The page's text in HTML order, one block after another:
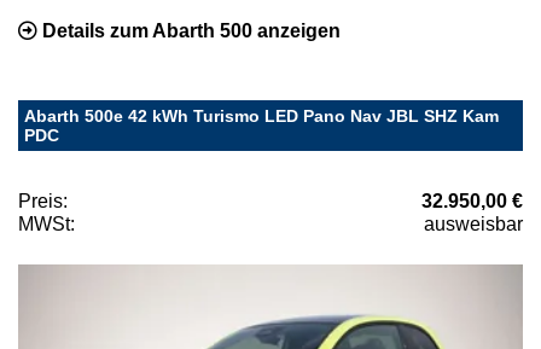
Details zum Abarth 500 anzeigen
Abarth 500e 42 kWh Turismo LED Pano Nav JBL SHZ Kam
PDC
Preis:
32.950,00 €
MWSt:
ausweisbar